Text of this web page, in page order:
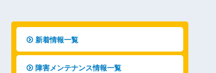
新着情報一覧
障害メンテナンス情報一覧